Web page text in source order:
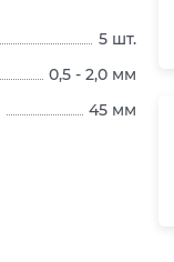
5 шт.
0,5 - 2,0 мм
45 мм